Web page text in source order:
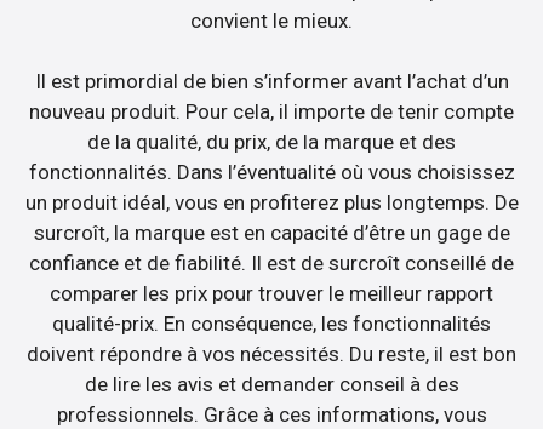
convient le mieux.
Il est primordial de bien s’informer avant l’achat d’un
nouveau produit. Pour cela, il importe de tenir compte
de la qualité, du prix, de la marque et des
fonctionnalités. Dans l’éventualité où vous choisissez
un produit idéal, vous en profiterez plus longtemps. De
surcroît, la marque est en capacité d’être un gage de
confiance et de fiabilité. Il est de surcroît conseillé de
comparer les prix pour trouver le meilleur rapport
qualité-prix. En conséquence, les fonctionnalités
doivent répondre à vos nécessités. Du reste, il est bon
de lire les avis et demander conseil à des
professionnels. Grâce à ces informations, vous